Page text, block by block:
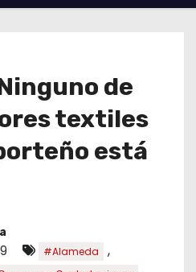
de
textiles
está
#Alameda ,